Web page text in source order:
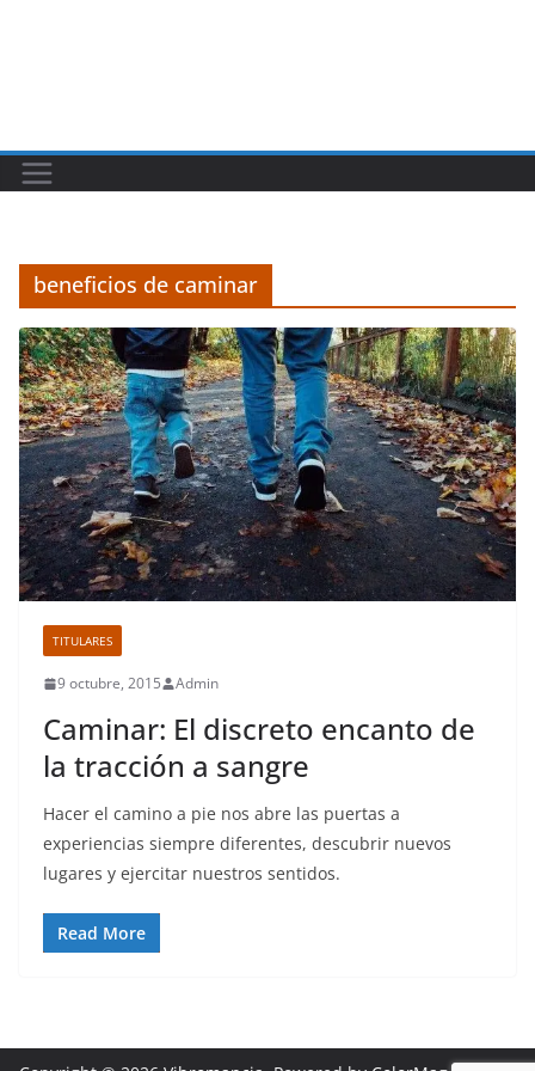
beneficios de caminar
TITULARES
9 octubre, 2015 Admin
Caminar: El discreto encanto de
la tracción a sangre
Hacer el camino a pie nos abre las puertas a
experiencias siempre diferentes, descubrir nuevos
lugares y ejercitar nuestros sentidos.
Read More